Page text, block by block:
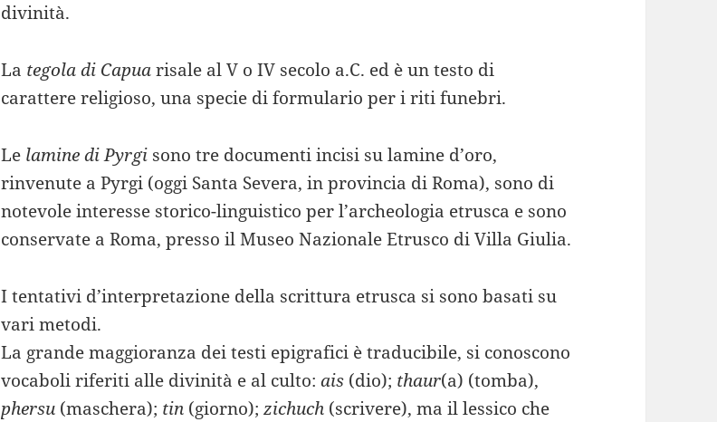
divinità.
La tegola di Capuarisale al V o IV secolo a.C. ed è un testo di
carattere religioso, una specie di formulario per i riti funebri.
Le lamine di Pyrgi sono tre documenti incisi su lamine d’oro,
rinvenute a Pyrgi (oggi Santa Severa, in provincia di Roma), sono di
notevole interesse storico-linguistico per l’archeologia etrusca e sono
conservate a Roma, presso il Museo Nazionale Etrusco di Villa Giulia.
I tentativi d’interpretazione della scrittura etrusca si sono basati su
vari metodi.
La grande maggioranza dei testi epigrafici è traducibile, si conoscono
vocaboli riferiti alle divinità e al culto:ais (dio); thaur(a) (tomba),
phersu (maschera); tin (giorno);zichuch (scrivere), ma il lessico che